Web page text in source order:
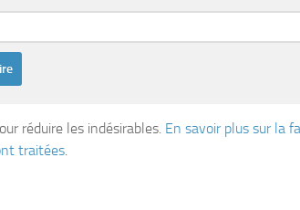
réduire les indésirables. En savoir plus sur la
traitées